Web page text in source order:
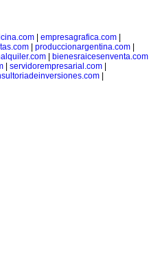
| empresagrafica.com|
| produccionargentina.com|
bienesraicesenventa.com
servidorempresarial.com